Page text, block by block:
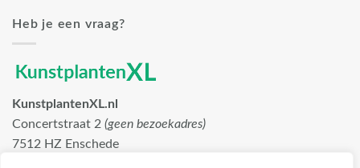
Heb je een vraag?
KunstplantenXL.nl
Concertstraat 2 (geen bezoekadres)
7512 HZ Enschede